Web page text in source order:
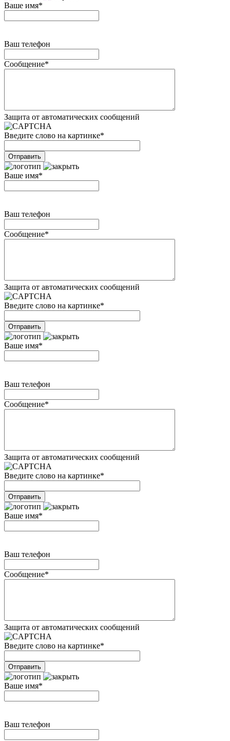
Ваше имя*
Ваш телефон
Сообщение*
Защита от автоматических сообщений
Введите слово на картинке*
Ваше имя*
Ваш телефон
Сообщение*
Защита от автоматических сообщений
Введите слово на картинке*
Ваше имя*
Ваш телефон
Сообщение*
Защита от автоматических сообщений
Введите слово на картинке*
Ваше имя*
Ваш телефон
Сообщение*
Защита от автоматических сообщений
Введите слово на картинке*
Ваше имя*
Ваш телефон